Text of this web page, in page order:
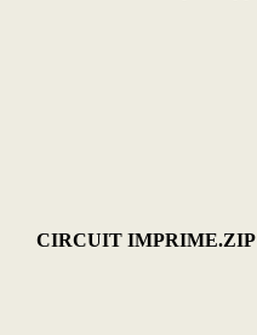
CIRCUIT IMPRIME.ZIP